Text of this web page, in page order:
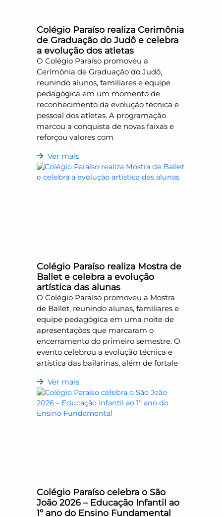
Colégio Paraíso realiza Cerimônia
de Graduação do Judô e celebra
a evolução dos atletas
O Colégio Paraíso promoveu a
Cerimônia de Graduação do Judô,
reunindo alunos, familiares e equipe
pedagógica em um momento de
reconhecimento da evolução técnica e
pessoal dos atletas. A programação
marcou a conquista de novas faixas e
reforçou valores com
Ver mais
Colégio Paraíso realiza Mostra de
Ballet e celebra a evolução
artística das alunas
O Colégio Paraíso promoveu a Mostra
de Ballet, reunindo alunas, familiares e
equipe pedagógica em uma noite de
apresentações que marcaram o
encerramento do primeiro semestre. O
evento celebrou a evolução técnica e
artística das bailarinas, além de fortale
Ver mais
Colégio Paraíso celebra o São
João 2026 – Educação Infantil ao
1º ano do Ensino Fundamental